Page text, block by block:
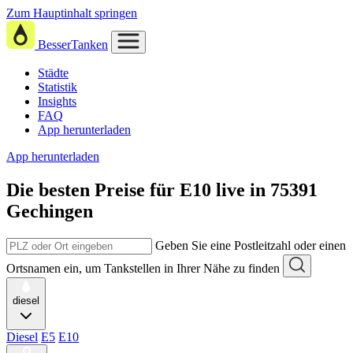
Zum Hauptinhalt springen
BesserTanken
Städte
Statistik
Insights
FAQ
App herunterladen
App herunterladen
Die besten Preise für E10 live in 75391
Gechingen
Geben Sie eine Postleitzahl oder einen
Ortsnamen ein, um Tankstellen in Ihrer Nähe zu finden
diesel
Diesel E5 E10